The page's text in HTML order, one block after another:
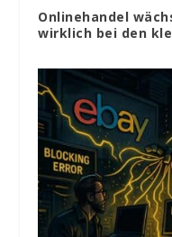
Onlinehandel
wirklich bei den